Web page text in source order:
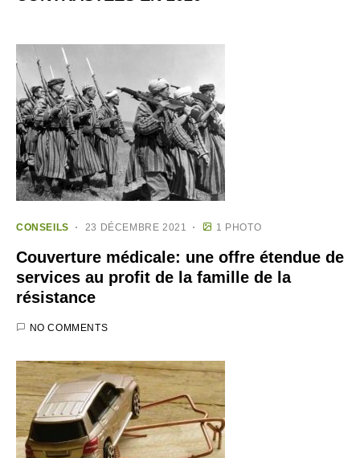
CONSEILS 23 DÉCEMBRE 2021 1 PHOTO
Couverture médicale: une offre étendue de
services au profit de la famille de la
résistance
NO COMMENTS